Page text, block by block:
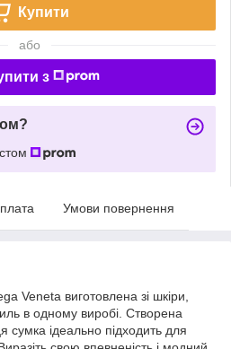
Купити
або
з
Умови повернення
Veneta виготовлена зі шкіри,
в одному виробі. Створена
сумка ідеально підходить для